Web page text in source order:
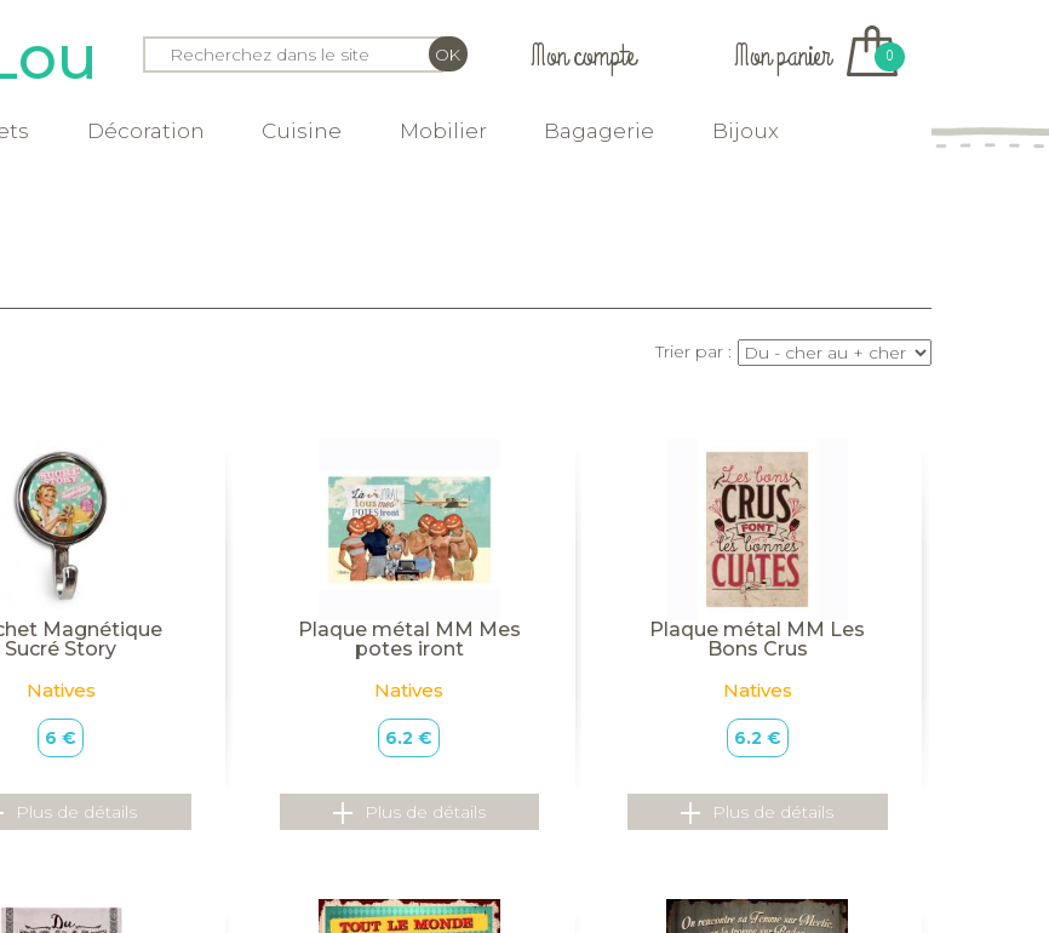
Mon compte Mon panier 0
Décoration Cuisine Mobilier Bagagerie
Bijoux
Trier par :
Magnétique
Sucré Story
Natives
6 €
Plus de détails
Plaque métal MM Mes
potes iront
Natives
6.2 €
Plus de détails
Plaque métal MM Les
Bons Crus
Natives
6.2 €
Plus de détails